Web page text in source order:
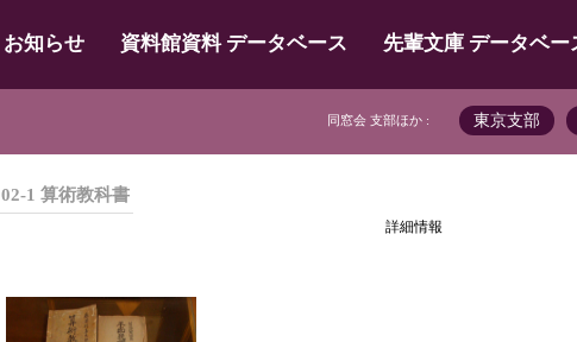
お知らせ 資料館資料 データベース 先輩文庫 データベー
同窓会 支部ほか : 東京支部
02-1 算術教科書
詳細情報